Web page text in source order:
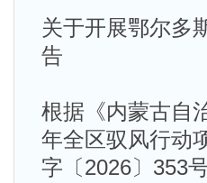
关于开展鄂尔多
告
根据《内蒙古自
年全区驭风行动
字〔2026〕353